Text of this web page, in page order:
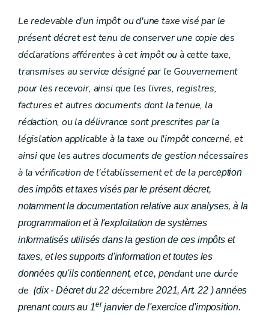
Le redevable d'un impôt ou d'une taxe visé par le
présent décret est tenu de conserver une copie des
déclarations afférentes à cet impôt ou à cette taxe,
transmises au service désigné par le Gouvernement
pour les recevoir, ainsi que les livres, registres,
factures et autres documents dont la tenue, la
rédaction, ou la délivrance sont prescrites par la
législation applicable à la taxe ou l'impôt concerné, et
ainsi que les autres documents de gestion nécessaires
à la vérification de l'établissement et de la perception
des impôts et taxes visés par le présent décret,
notamment la documentation relative aux analyses, à la
programmation et à l'exploitation de systèmes
informatisés utilisés dans la gestion de ces impôts et
taxes, et les supports d'information et toutes les
données qu'ils contiennent, et ce, pendant une durée
de (dix - Décret du 22 décembre2021, Art. 22 ) années
prenant cours au 1er janvier de l'exercice d'imposition.